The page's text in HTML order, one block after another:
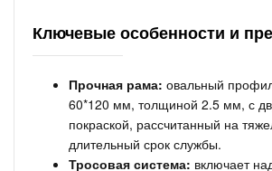
Ключевые особенности и
Прочная рама: овальный
60*120 мм, толщиной 2.5 мм, с
покраской, рассчитанный на
длительный срок службы.
Тросовая система: включает